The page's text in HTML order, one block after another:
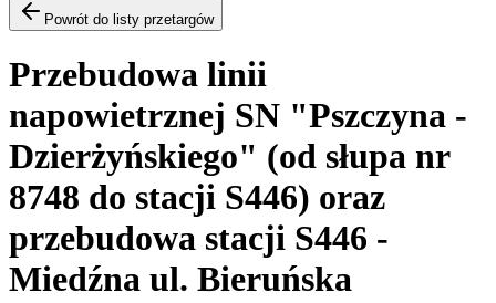
Powrót do listy przetargów
Przebudowa linii
napowietrznej SN "Pszczyna -
Dzierżyńskiego" (od słupa nr
8748 do stacji S446) oraz
przebudowa stacji S446 -
Miedźna ul. Bieruńska